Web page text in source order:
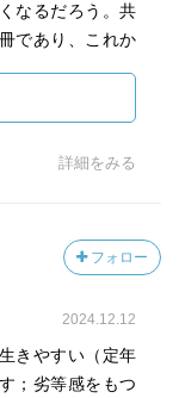
なるだろう。共
であり、これか
詳細をみる
フォロー
2024.12.12
きやすい（定年
；劣等感をもつ